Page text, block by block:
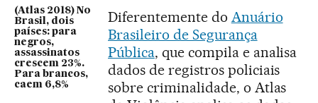
(Atlas 2018) No
Brasil, dois
países: para
negros,
assassinatos
crescem 23%.
Para brancos,
caem 6,8%
Diferentemente do Anuário
Brasileiro de Segurança
Pública, que compila e analisa
dados de registros policiais
sobre criminalidade, o Atlas